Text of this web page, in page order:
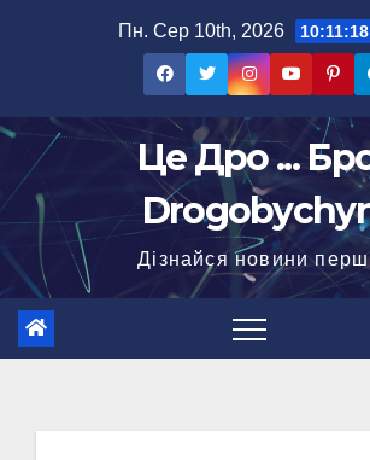
Пн. Сер 10th, 2026
Це Дро ...
Дізнайся новини